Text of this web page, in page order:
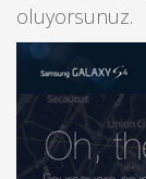
oluyorsunuz.